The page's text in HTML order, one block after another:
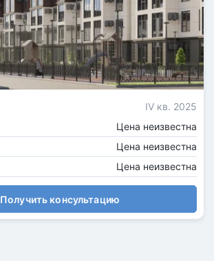
IV кв. 2025
Цена неизвестна
Цена неизвестна
Цена неизвестна
Получить консультацию